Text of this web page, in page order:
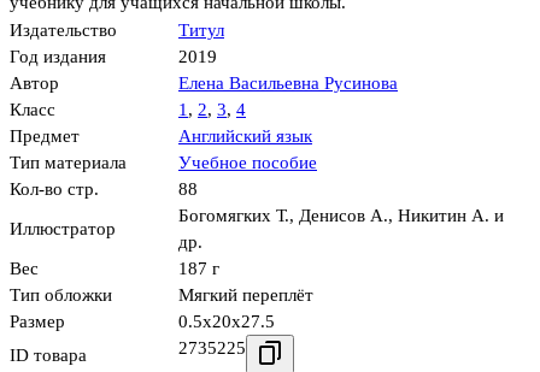
Издательство
Титул
Год издания
2019
Автор
Елена Васильевна Русинова
Класс
1, 2, 3, 4
Предмет
Английский язык
Тип материала
Учебное пособие
Кол-во стр.
88
Иллюстратор
Богомягких Т., Денисов А., Никитин А. и
др.
Вес
187 г
Тип обложки
Мягкий переплёт
Размер
0.5x20x27.5
ID товара
2735225